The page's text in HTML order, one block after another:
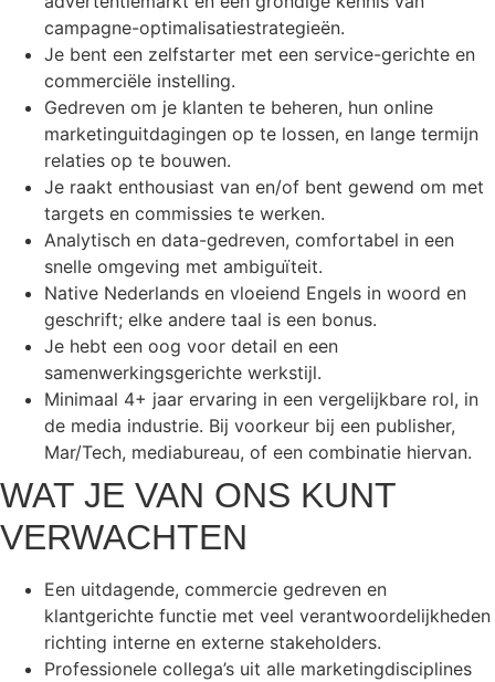
campagne-optimalisatiestrategieën.
Je bent een zelfstarter met een service-gerichte en
commerciële instelling.
Gedreven om je klanten te beheren, hun online
marketinguitdagingen op te lossen, en lange termijn
relaties op te bouwen.
Je raakt enthousiast van en/of bent gewend om met
targets en commissies te werken.
Analytisch en data-gedreven, comfortabel in een
snelle omgeving met ambiguïteit.
Native Nederlands en vloeiend Engels in woord en
geschrift; elke andere taal is een bonus.
Je hebt een oog voor detail en een
samenwerkingsgerichte werkstijl.
Minimaal 4+ jaar ervaring in een vergelijkbare rol, in
de media industrie. Bij voorkeur bij een publisher,
Mar/Tech, mediabureau, of een combinatie hiervan.
WAT JE VAN ONS KUNT
VERWACHTEN
Een uitdagende, commercie gedreven en
klantgerichte functie met veel verantwoordelijkheden
richting interne en externe stakeholders.
Professionele collega’s uit alle marketingdisciplines